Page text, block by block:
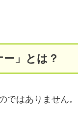
」とは？
ではありません。